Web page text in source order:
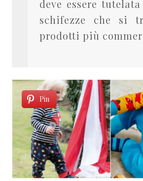
deve essere
schifezze che si
prodotti più
Pin